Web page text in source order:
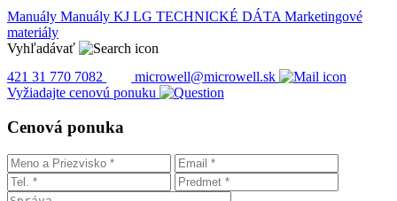
Manuály Manuály KJ LG TECHNICKÉ DÁTA Marketingové
materiály
Vyhľadávať
421 31 770 7082
microwell@microwell.sk
Vyžiadajte cenovú ponuku
Cenová ponuka